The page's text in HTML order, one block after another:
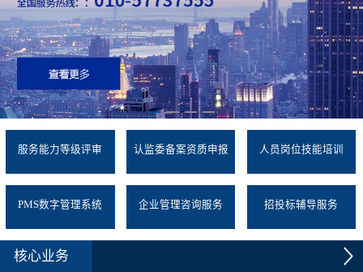
服务能力等级评审 认监委备案资质申报 人员岗位技能培训
PMS数字管理系统 企业管理咨询服务 招投标辅导服务
核心业务